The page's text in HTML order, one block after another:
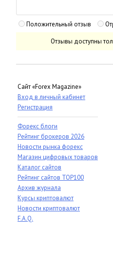
Положительный отзыв
Отзывы доступны
Сайт «Forex Magazine»
Вход в личный кабинет
Регистрация
Форекс блоги
Рейтинг брокеров 2026
Новости рынка форекс
Магазин цифровых товаров
Каталог сайтов
Рейтинг сайтов TOP100
Архив журнала
Курсы криптовалют
Новости криптовалют
F.A.Q.